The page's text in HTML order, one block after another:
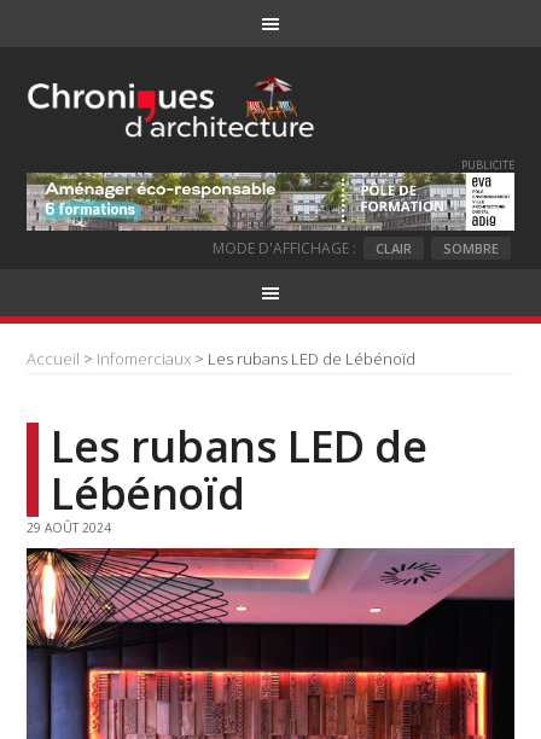
PUBLICITE
MODE D'AFFICHAGE : CLAIR SOMBRE
Accueil > Infomerciaux > Les rubans LED de Lébénoïd
Les rubans LED de
Lébénoïd
29 AOÛT 2024